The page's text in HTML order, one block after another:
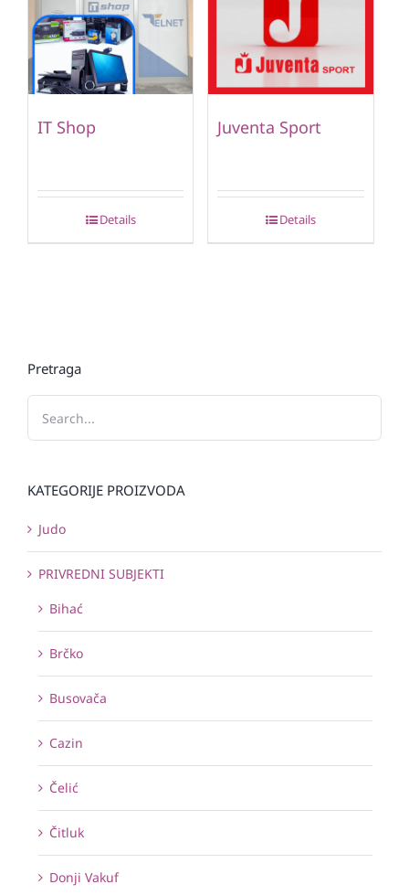
IT Shop
Details
Juventa Sport
Details
Pretraga
KATEGORIJE PROIZVODA
Judo
PRIVREDNI SUBJEKTI
Bihać
Brčko
Busovača
Cazin
Čelić
Čitluk
Donji Vakuf